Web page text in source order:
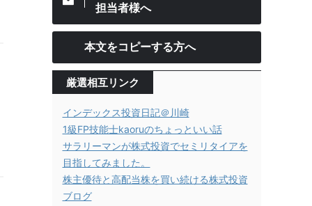
担当者様へ
本文をコピーする方へ
厳選相互リンク
インデックス投資日記＠川崎
1級FP技能士kaoruのちょっといい話
サラリーマンが株式投資でセミリタイアを
目指してみました。
株主優待と高配当株を買い続ける株式投資
ブログ